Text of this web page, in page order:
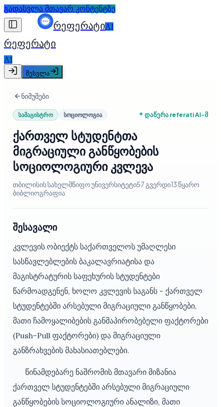
გადასვლა მთავარ კონტენტზე
რეფერატიAI
რეფერატი
AI
შესვლა
ნიმუშები
სამაგისტრო სოციოლოგია დაწერა referati AI-მ
ქართველ სტუდენტთა
მიგრაციული განწყობების
სოციოლოგიური კვლევა
თბილისის სახელმწიფო უნივერსიტეტი57 გვერდი13 წყარო
ბიბლიოგრაფია
შესავალი
კვლევის ობიექტს საქართველოს უმაღლესი
სასწავლებლების ბაკალავრიატისა და
მაგისტრატურის საფეხურის სტუდენტები
წარმოადგენენ, ხოლო კვლევის საგანს - ქართველ
სტუდენტებში არსებული მიგრაციული განწყობები,
მათი ჩამოყალიბების განმაპირობებელი ფაქტორები
(Push-Pull ფაქტორები) და მიგრაციული
განზრახვების მახასიათებლები.
წინამდებარე ნაშრომის მთავარი მიზანია
ქართველ სტუდენტებში არსებული მიგრაციული
განწყობების სოციოლოგიური ანალიზი, მათი